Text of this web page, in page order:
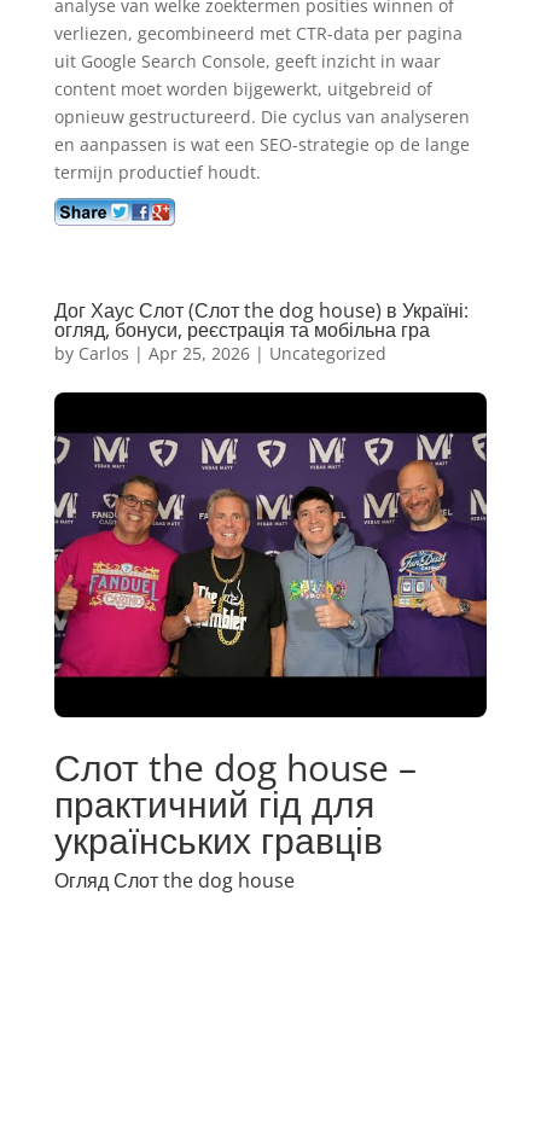
analyse van welke zoektermen posities winnen of
verliezen, gecombineerd met CTR-data per pagina
uit Google Search Console, geeft inzicht in waar
content moet worden bijgewerkt, uitgebreid of
opnieuw gestructureerd. Die cyclus van analyseren
en aanpassen is wat een SEO-strategie op de lange
termijn productief houdt.
Дог Хаус Слот (Слот the dog house) в Україні:
огляд, бонуси, реєстрація та мобільна гра
by Carlos | Apr 25, 2026| Uncategorized
Слот the dog house –
практичний гід для
українських гравців
Огляд Слот the dog house